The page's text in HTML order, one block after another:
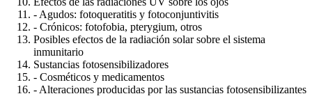
- Agudos: fotoqueratitis y fotoconjuntivitis
- Crónicos: fotofobia, pterygium, otros
Posibles efectos de la radiación solar sobre el sistema
inmunitario
Sustancias fotosensibilizadores
- Cosméticos y medicamentos
- Alteraciones producidas por las sustancias fotosensibilizantes